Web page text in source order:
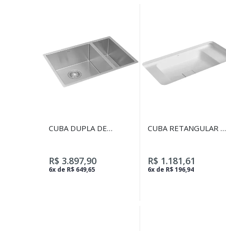
CUBA DUPLA DE
R$ 3.897,90
6x de R$ 649,65
CUBA RETANGULAR DE
BRANCO
R$ 1.181,61
6x de R$ 196,94